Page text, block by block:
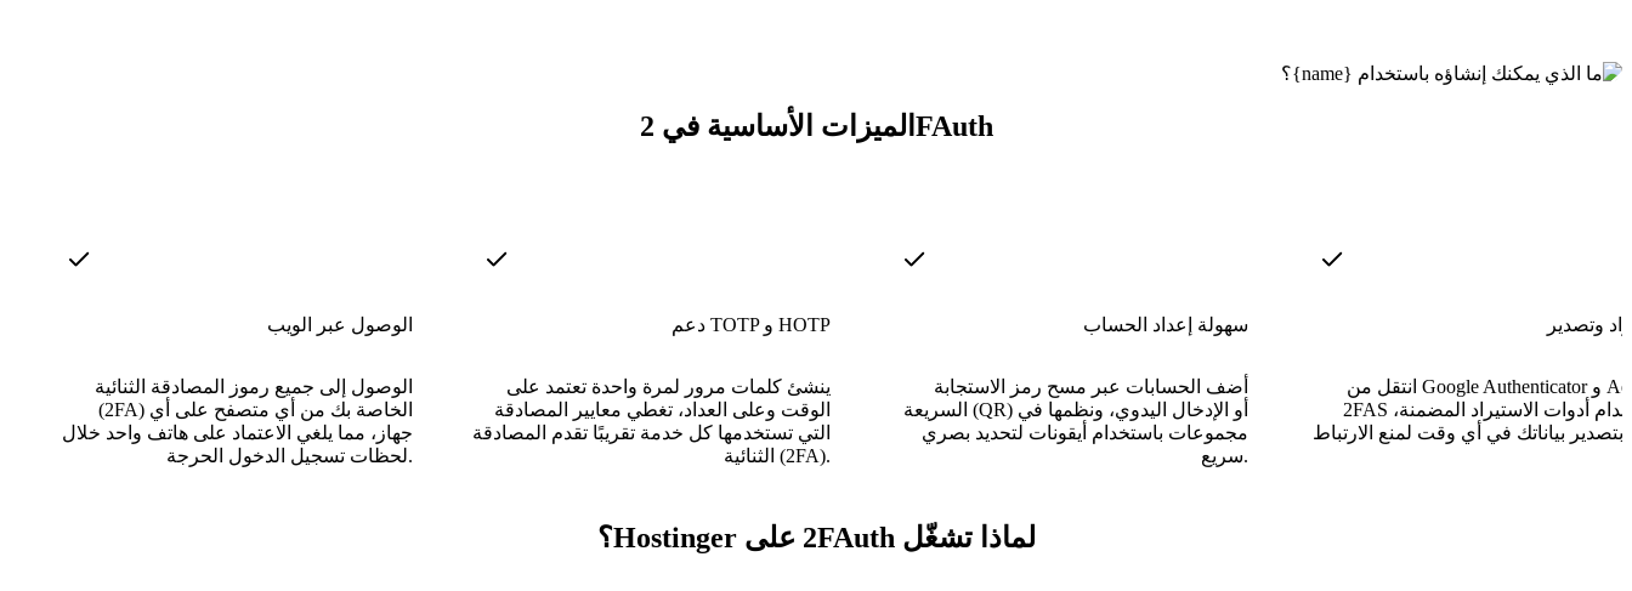
الميزات الأساسية في 2FAuth
الوصول عبر الويب
الوصول إلى جميع رموز المصادقة الثنائية
(2FA) الخاصة بك من أي متصفح على أي
جهاز، مما يلغي الاعتماد على هاتف واحد خلال
لحظات تسجيل الدخول الحرجة.
دعم TOTP و HOTP
ينشئ كلمات مرور لمرة واحدة تعتمد على
الوقت وعلى العداد، تغطي معايير المصادقة
التي تستخدمها كل خدمة تقريبًا تقدم المصادقة
الثنائية (2FA).
سهولة إعداد الحساب
أضف الحسابات عبر مسح رمز الاستجابة
السريعة (QR) أو الإدخال اليدوي، ونظمها في
مجموعات باستخدام أيقونات لتحديد بصري
سريع.
وتصدير
انتقل من Google Authenticator و Aegis و
2FAS باستخدام أدوات الاستيراد المضمنة،
لماذا تشغّل 2FAuth على Hostinger؟